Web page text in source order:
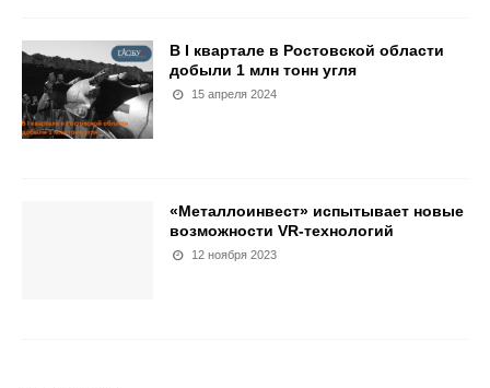
В I квартале в Ростовской области
добыли 1 млн тонн угля
15 апреля 2024
«Металлоинвест» испытывает новые
возможности VR-технологий
12 ноября 2023